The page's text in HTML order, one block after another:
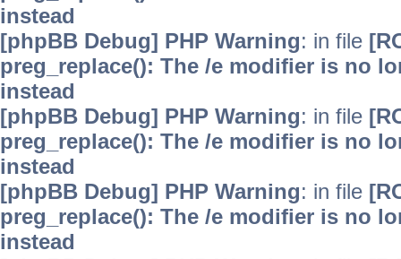
instead
[phpBB Debug] PHP Warning: in file
preg_replace(): The /e modifier is no
instead
[phpBB Debug] PHP Warning: in file
preg_replace(): The /e modifier is no
instead
[phpBB Debug] PHP Warning: in file
preg_replace(): The /e modifier is no
instead